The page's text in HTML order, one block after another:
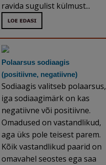
ravida sugulist külmust...
Polaarsus sodiaagis
(positiivne, negatiivne)
Sodiaagis valitseb polaarsus,
iga sodiaagimärk on kas
negatiivne või positiivne.
Omadused on vastandlikud,
aga üks pole teisest parem.
Kõik vastandlikud paarid on
omavahel seostes ega saa